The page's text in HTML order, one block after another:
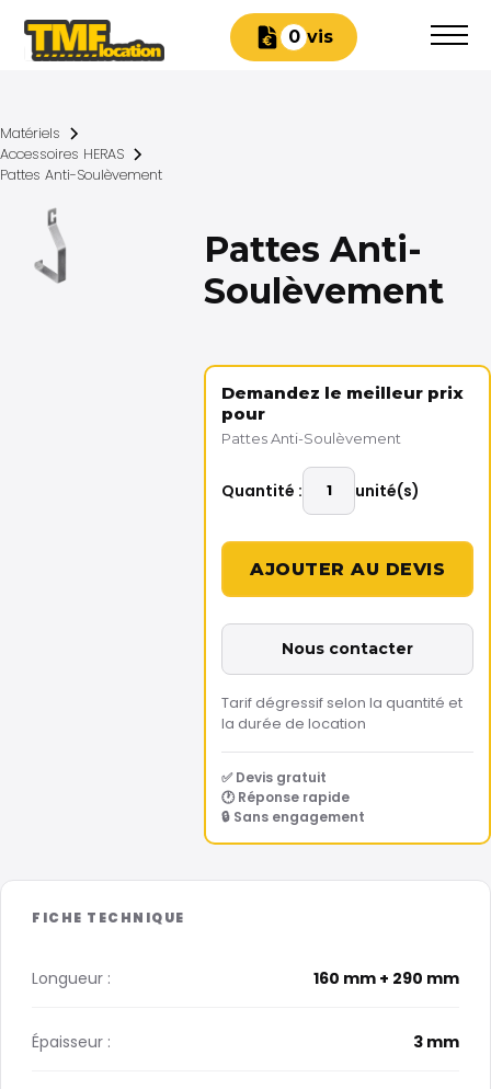
Devis
0
Matériels
Accessoires HERAS
Pattes Anti-Soulèvement
Pattes Anti-
Soulèvement
Demandez le meilleur prix
pour
Pattes Anti-Soulèvement
Quantité : unité(s)
Nous contacter
Tarif dégressif selon la quantité et
la durée de location
✅ Devis gratuit
🕐 Réponse rapide
🔒 Sans engagement
Longueur : 160 mm + 290 mm
Épaisseur : 3 mm